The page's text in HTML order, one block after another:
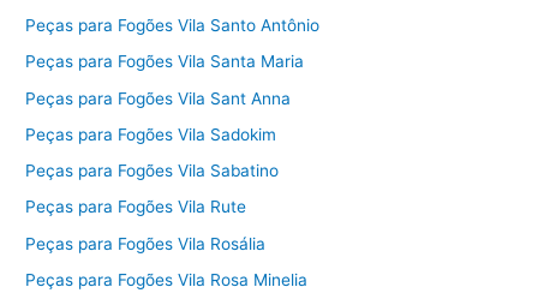
Peças para Fogões Vila Santo Antônio
Peças para Fogões Vila Santa Maria
Peças para Fogões Vila Sant Anna
Peças para Fogões Vila Sadokim
Peças para Fogões Vila Sabatino
Peças para Fogões Vila Rute
Peças para Fogões Vila Rosália
Peças para Fogões Vila Rosa Minelia